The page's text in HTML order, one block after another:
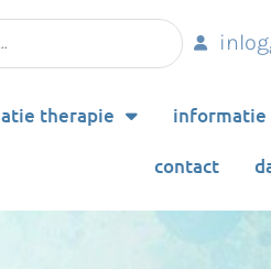
therapie
informatie
contact